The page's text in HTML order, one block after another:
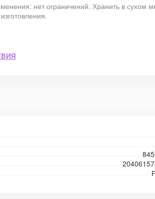
нет ограничений. Хранить в сухом